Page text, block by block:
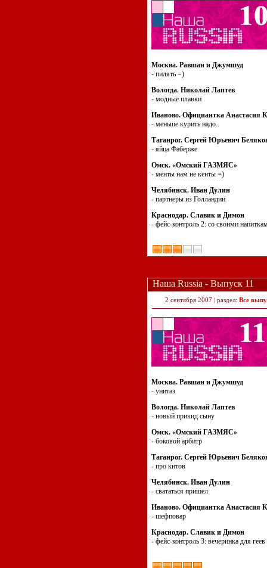
Москва. Равшан и Джумшуд
- пилять =)
Вологда. Николай Лаптев
- модные плавки
Иваново. Официантка Анастасия
- меньше курить надо..
Таганрог. Сергей Юрьевич
- яйца Фаберже
Омск. «Омский ГАЗМЯС»
- менты нам не кенты =)
Челябинск. Иван Дулин
- партнеры из Голландии
Краснодар. Славик и Димон
- фейс-контроль 2: со своими
Наша Russia - Выпуск 11
2 сентября 2007 | раздел: Все
Москва. Равшан и Джумшуд
- унитаз
Вологда. Николай Лаптев
- новый прикид сыну
Омск. «Омский ГАЗМЯС»
- боковой арбитр
Таганрог. Сергей Юрьевич
- про китов
Челябинск. Иван Дулин
- свататься пришел
Иваново. Официантка Анастасия
- шефповар
Краснодар. Славик и Димон
- фейс-контроль 3: вечеринка для геев